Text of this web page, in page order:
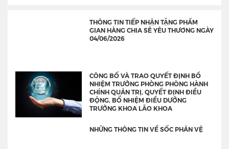
THÔNG TIN TIẾP NHẬN TẶNG PHẨM
GIAN HÀNG CHIA SẺ YÊU THƯƠNG NGÀY
04/06/2026
CÔNG BỐ VÀ TRAO QUYẾT ĐỊNH BỔ
NHIỆM TRƯỞNG PHÒNG PHÒNG HÀNH
CHÍNH QUẢN TRỊ, QUYẾT ĐỊNH ĐIỀU
ĐỘNG, BỔ NHIỆM ĐIỀU DƯỠNG
TRƯỞNG KHOA LÃO KHOA
NHỮNG THÔNG TIN VỀ SỐC PHẢN VỆ